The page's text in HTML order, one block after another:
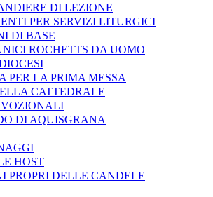
DI LEZIONE
PER SERVIZI LITURGICI
DI BASE
ROCHETTS DA UOMO
PER LA PRIMA MESSA
CATTEDRALE
DI AQUISGRANA
HOST
PROPRI DELLE CANDELE